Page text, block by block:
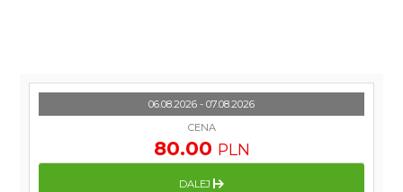
06.08.2026 - 07.08.2026
CENA
80.00 PLN
DALEJ